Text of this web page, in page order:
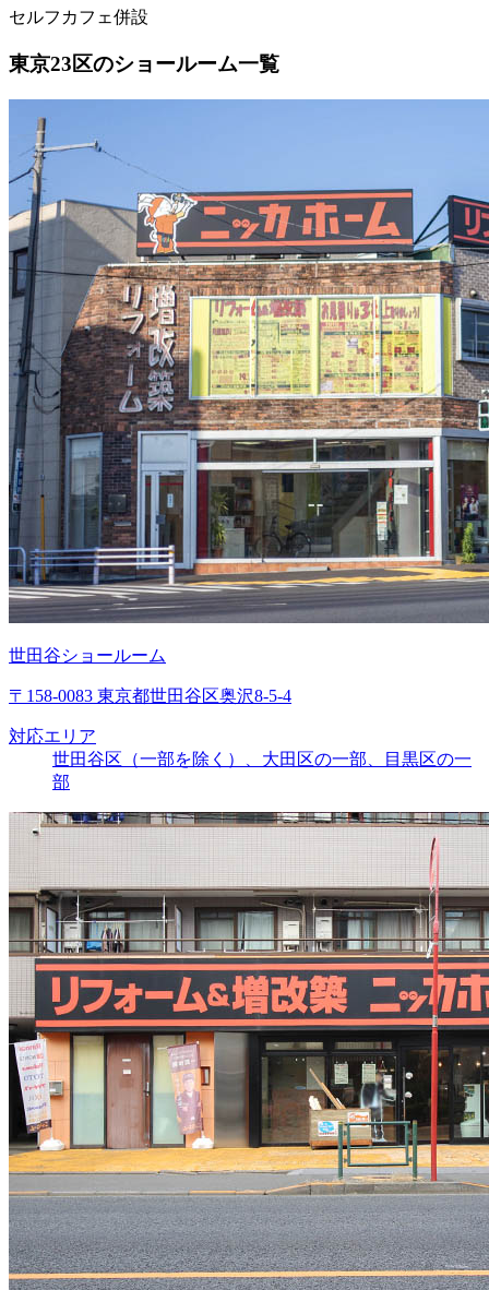
セルフカフェ併設
東京23区のショールーム一覧
世田谷ショールーム
〒158-0083 東京都世田谷区奥沢8-5-4
対応エリア
世田谷区（一部を除く）、大田区の一部、目黒区の一
部